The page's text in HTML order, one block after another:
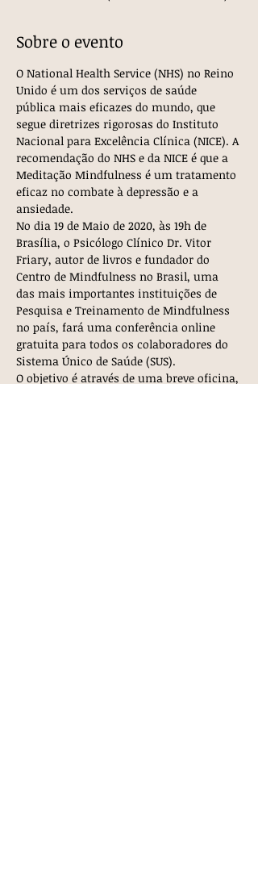
Sobre o evento
O National Health Service (NHS) no Reino
Unido é um dos serviços de saúde
pública mais eficazes do mundo, que
segue diretrizes rigorosas do Instituto
Nacional para Excelência Clínica (NICE). A
recomendação do NHS e da NICE é que a
Meditação Mindfulness é um tratamento
eficaz no combate à depressão e a
ansiedade.
No dia 19 de Maio de 2020, às 19h de
Brasília, o Psicólogo Clínico Dr. Vitor
Friary, autor de livros e fundador do
Centro de Mindfulness no Brasil, uma
das mais importantes instituições de
Pesquisa e Treinamento de Mindfulness
no país, fará uma conferência online
gratuita para todos os colaboradores do
Sistema Único de Saúde (SUS).
O objetivo é através de uma breve oficina,